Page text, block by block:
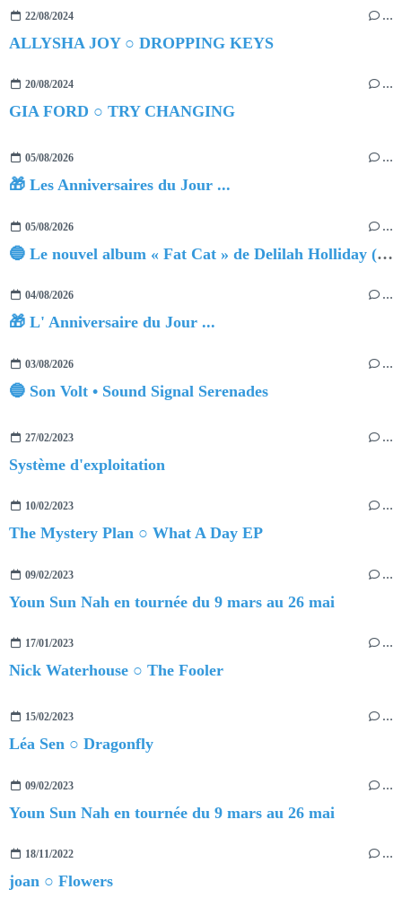
22/08/2024 …
ALLYSHA JOY ○ DROPPING KEYS
20/08/2024 …
GIA FORD ○ TRY CHANGING
05/08/2026 …
🎁 Les Anniversaires du Jour ...
05/08/2026 …
🔵 Le nouvel album « Fat Cat » de Delilah Holliday (sortie le 30 Octobre 2026)
04/08/2026 …
🎁 L' Anniversaire du Jour ...
03/08/2026 …
🔵 Son Volt • Sound Signal Serenades
27/02/2023 …
Système d'exploitation
10/02/2023 …
The Mystery Plan ○ What A Day EP
09/02/2023 …
Youn Sun Nah en tournée du 9 mars au 26 mai
17/01/2023 …
Nick Waterhouse ○ The Fooler
15/02/2023 …
Léa Sen ○ Dragonfly
09/02/2023 …
Youn Sun Nah en tournée du 9 mars au 26 mai
18/11/2022 …
joan ○ Flowers